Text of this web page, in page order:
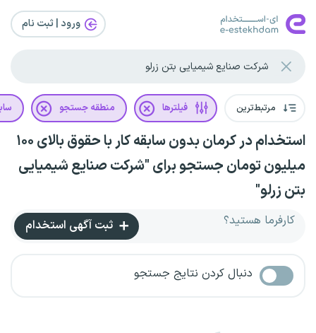
ورود | ثبت‌ نام
مرتبط‌ترین فیلترها منطقه جستجو
استخدام در کرمان بدون سابقه کار با حقوق بالای ۱۰۰
میلیون تومان جستجو برای "شرکت صنایع شیمیایی
بتن زرلو"
کارفرما هستید؟ ثبت آگهی استخدام
دنبال کردن نتایج جستجو